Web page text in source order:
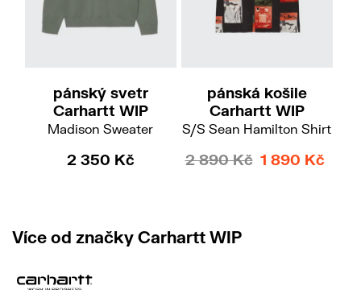
pánský svetr
Carhartt WIP
Madison Sweater
2 350 Kč
pánská košile
Carhartt WIP
S/S Sean Hamilton Shirt
2 890 Kč 1 890 Kč
Více od značky Carhartt WIP